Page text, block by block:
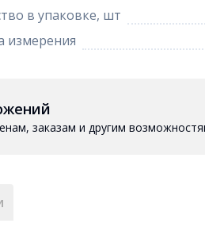
в упаковке, шт
измерения
заказам и другим